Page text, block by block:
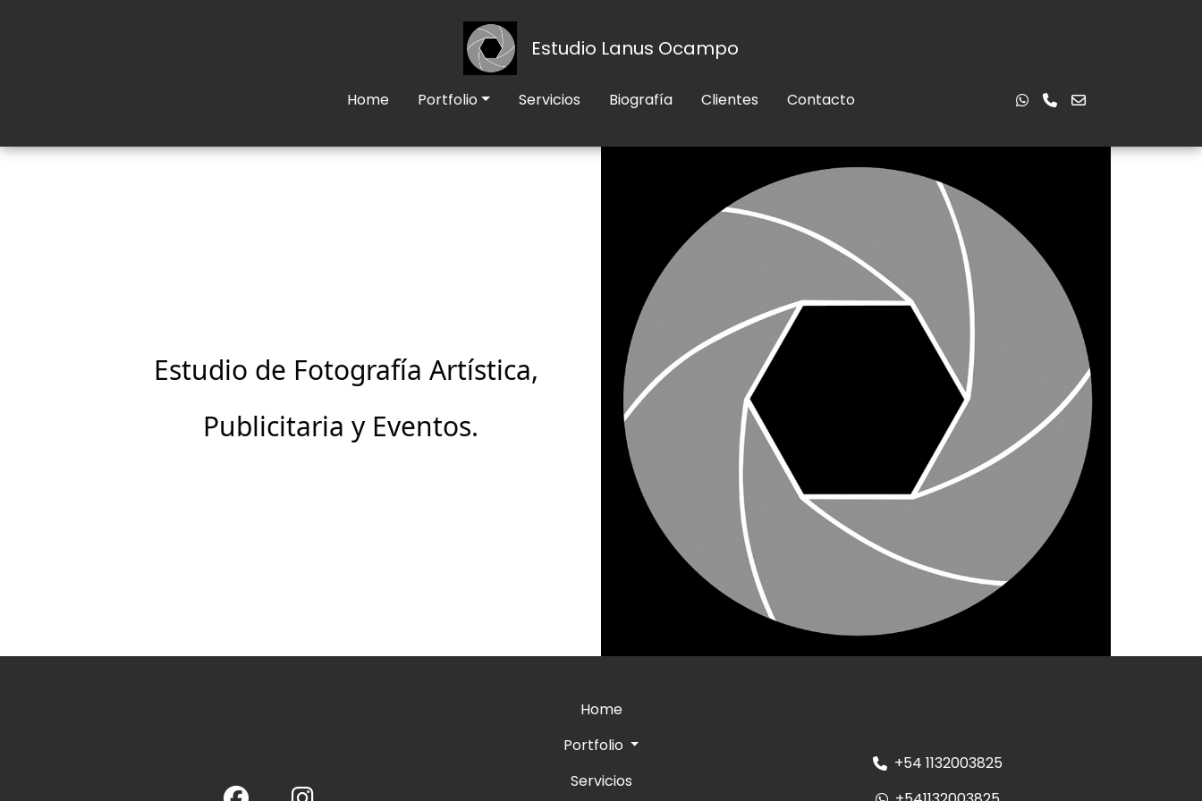
Estudio Lanus Ocampo
Home Portfolio Servicios Biografía Clientes Contacto
Estudio de Fotografía Artística,
Publicitaria y Eventos.
Home
Portfolio
Servicios
+54 1132003825